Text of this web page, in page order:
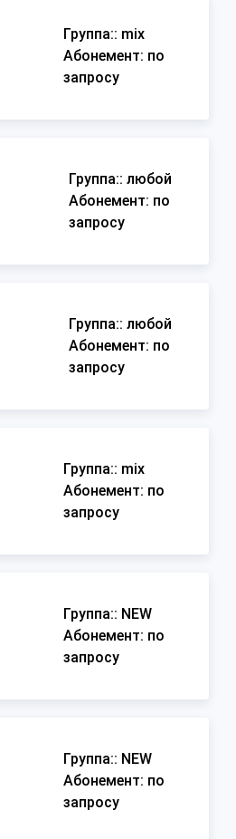
Группа:: mix
Абонемент: по
запросу
Группа:: любой
Абонемент: по
запросу
Группа:: любой
Абонемент: по
запросу
Группа:: mix
Абонемент: по
запросу
Группа:: NEW
Абонемент: по
запросу
Группа:: NEW
Абонемент: по
запросу